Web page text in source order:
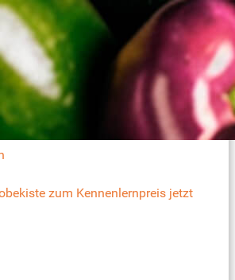
zum Kennenlernpreis jetzt